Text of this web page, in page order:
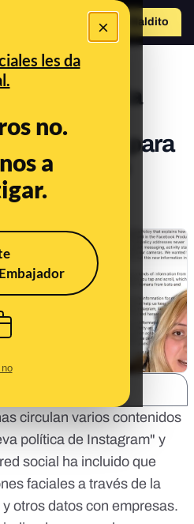
×
les da
no.
a
Hazte Maldito
la supuesta
datos de
dice sobre para
y qué
circulan varios contenidos
política de Instagram" y
social ha incluido que
faciales a través de la
otros datos con empresas.